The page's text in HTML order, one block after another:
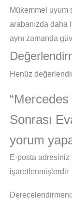
Mükemmel uyum
arabanızda daha
aynı zamanda
Henüz
Sonrası
yorum
E-posta adresiniz
işaretlenmişlerdir